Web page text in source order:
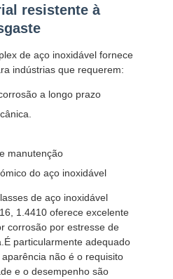
resistente à
de aço inoxidável fornece
indústrias que requerem:
a longo prazo
manutenção
do aço inoxidável
de aço inoxidável
1.4410 oferece excelente
corrosão por estresse de
particularmente adequado
não é o requisito
e o desempenho são